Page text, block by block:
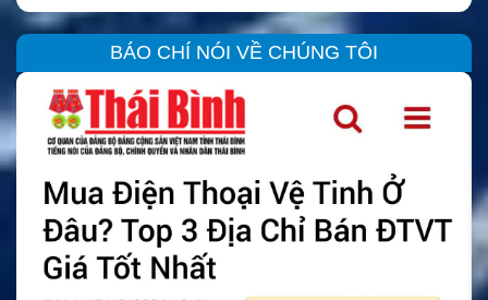
BÁO CHÍ NÓI VỀ CHÚNG TÔI